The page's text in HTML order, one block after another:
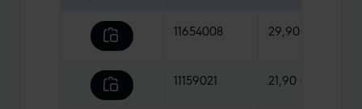
11654008 29,90 €
11159021 21,90 €